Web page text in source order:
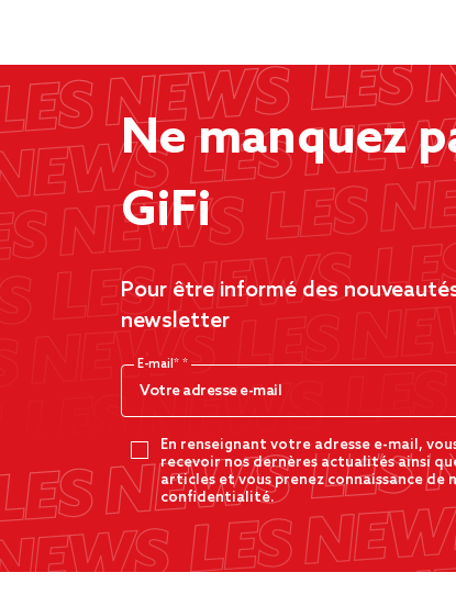
Ne manquez
GiFi
Pour être informé des
newsletter
E-mail*
En renseignant votre adresse e-mail,
recevoir nos dernères actualités ainsi
articles et vous prenez connaissance
confidentialité.